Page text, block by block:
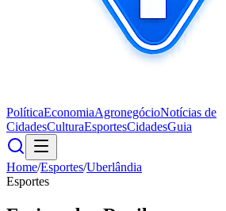
PolíticaEconomiaAgronegócioNotícias de
CidadesCulturaEsportesCidadesGuia
Home/Esportes/Uberlândia
Esportes